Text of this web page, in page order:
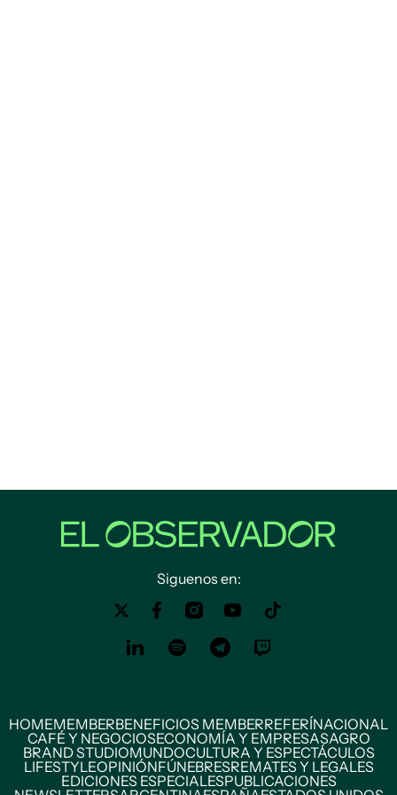
Siguenos en:
HOMEMEMBERBENEFICIOS MEMBERREFERÍNACIONAL
CAFÉ Y NEGOCIOSECONOMÍA Y EMPRESASAGRO
BRAND STUDIOMUNDOCULTURA Y ESPECTÁCULOS
LIFESTYLEOPINIÓNFÚNEBRESREMATES Y LEGALES
EDICIONES ESPECIALESPUBLICACIONES